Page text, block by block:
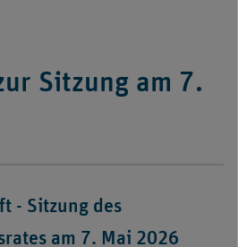
Sitzung am 7.
- Sitzung des
am 7. Mai 2026